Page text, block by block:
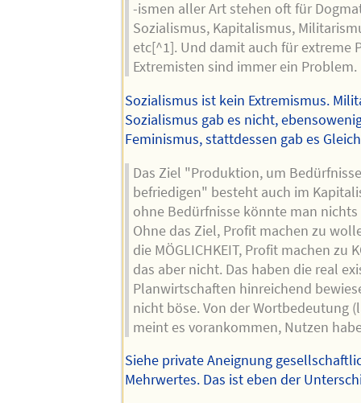
-ismen aller Art stehen oft für
Sozialismus, Kapitalismus,
etc[^1]. Und damit auch für extreme
Extremisten sind immer ein Problem.
Sozialismus ist kein Extremismus.
Sozialismus gab es nicht,
Feminismus, stattdessen gab es
Das Ziel "Produktion, um
befriedigen" besteht auch im
ohne Bedürfnisse könnte man nichts
Ohne das Ziel, Profit machen zu
die MÖGLICHKEIT, Profit machen zu
das aber nicht. Das haben die real
Planwirtschaften hinreichend
nicht böse. Von der Wortbedeutung
meint es vorankommen, Nutzen
Siehe private Aneignung
Mehrwertes. Das ist eben der